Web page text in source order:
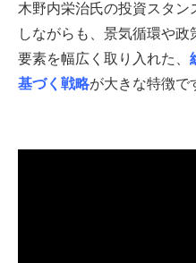
木野内栄治氏の投資スタン
しながらも、景気循環や
要素を幅広く取り入れた、
基づく戦略が大きな特徴で